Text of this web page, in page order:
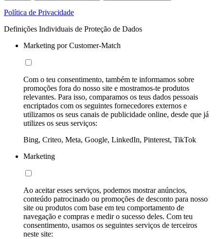
Política de Privacidade
Definições Individuais de Proteção de Dados
Marketing por Customer-Match
Com o teu consentimento, também te informamos sobre
promoções fora do nosso site e mostramos-te produtos
relevantes. Para isso, comparamos os teus dados pessoais
encriptados com os seguintes fornecedores externos e
utilizamos os seus canais de publicidade online, desde que já
utilizes os seus serviços:
Bing, Criteo, Meta, Google, LinkedIn, Pinterest, TikTok
Marketing
Ao aceitar esses serviços, podemos mostrar anúncios,
conteúdo patrocinado ou promoções de desconto para nosso
site ou produtos com base em teu comportamento de
navegação e compras e medir o sucesso deles. Com teu
consentimento, usamos os seguintes serviços de terceiros
neste site: